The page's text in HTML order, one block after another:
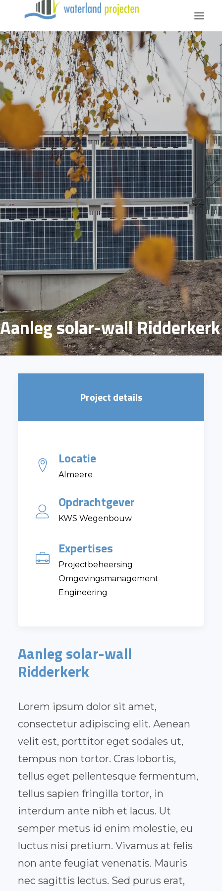
Diensten
Over Waterland
Vacatures
Contact
Bellen
Mailen
Aanleg solar-wall Ridderkerk
Project details
Locatie
Almeere
Opdrachtgever
KWS Wegenbouw
Expertises
Projectbeheersing
Omgevingsmanagement
Engineering
Aanleg solar-wall
Ridderkerk
Lorem ipsum dolor sit amet,
consectetur adipiscing elit. Aenean
velit est, porttitor eget sodales ut,
tempus non tortor. Cras lobortis,
tellus eget pellentesque fermentum,
tellus sapien fringilla tortor, in
interdum ante nibh et lacus. Ut
semper metus id enim molestie, eu
luctus nisi pretium. Vivamus at felis
non ante feugiat venenatis. Mauris
nec sagittis lectus. Sed purus erat,